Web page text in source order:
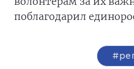
поблагодарил